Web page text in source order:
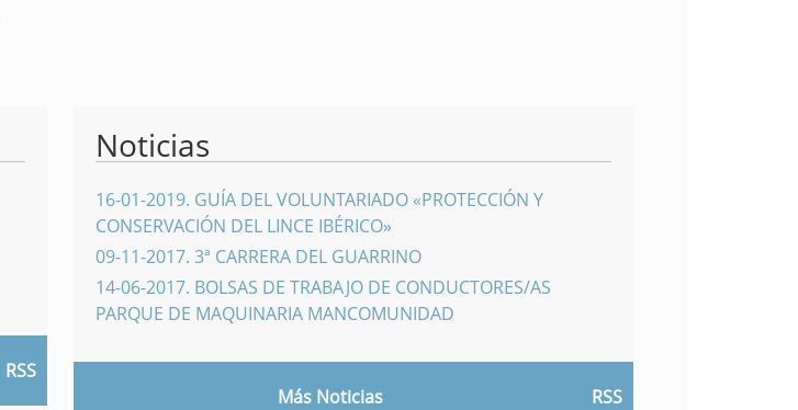
RSS
Noticias
16-01-2019. GUÍA DEL VOLUNTARIADO «PROTECCIÓN Y
CONSERVACIÓN DEL LINCE IBÉRICO»
09-11-2017. 3ª CARRERA DEL GUARRINO
14-06-2017. BOLSAS DE TRABAJO DE CONDUCTORES/AS
PARQUE DE MAQUINARIA MANCOMUNIDAD
Más Noticias RSS